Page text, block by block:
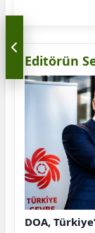
Editörün
DOA,